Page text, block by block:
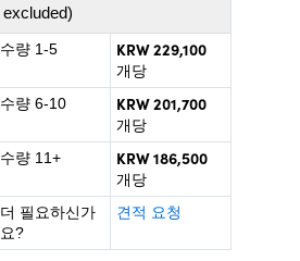
excluded)
수량 1-5 KRW 229,100
개당
수량 6-10
KRW 201,700
개당
수량 11+
KRW 186,500
개당
더 필요하신가
요?
견적 요청